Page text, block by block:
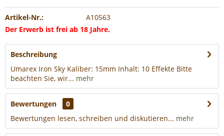
Artikel-Nr.:
A10563
Der Erwerb ist frei ab 18 Jahre.
Beschreibung
Umarex Iron Sky Kaliber: 15mm Inhalt: 10 Effekte Bitte
beachten Sie, wir... mehr
Bewertungen
0
Bewertungen lesen, schreiben und diskutieren... mehr